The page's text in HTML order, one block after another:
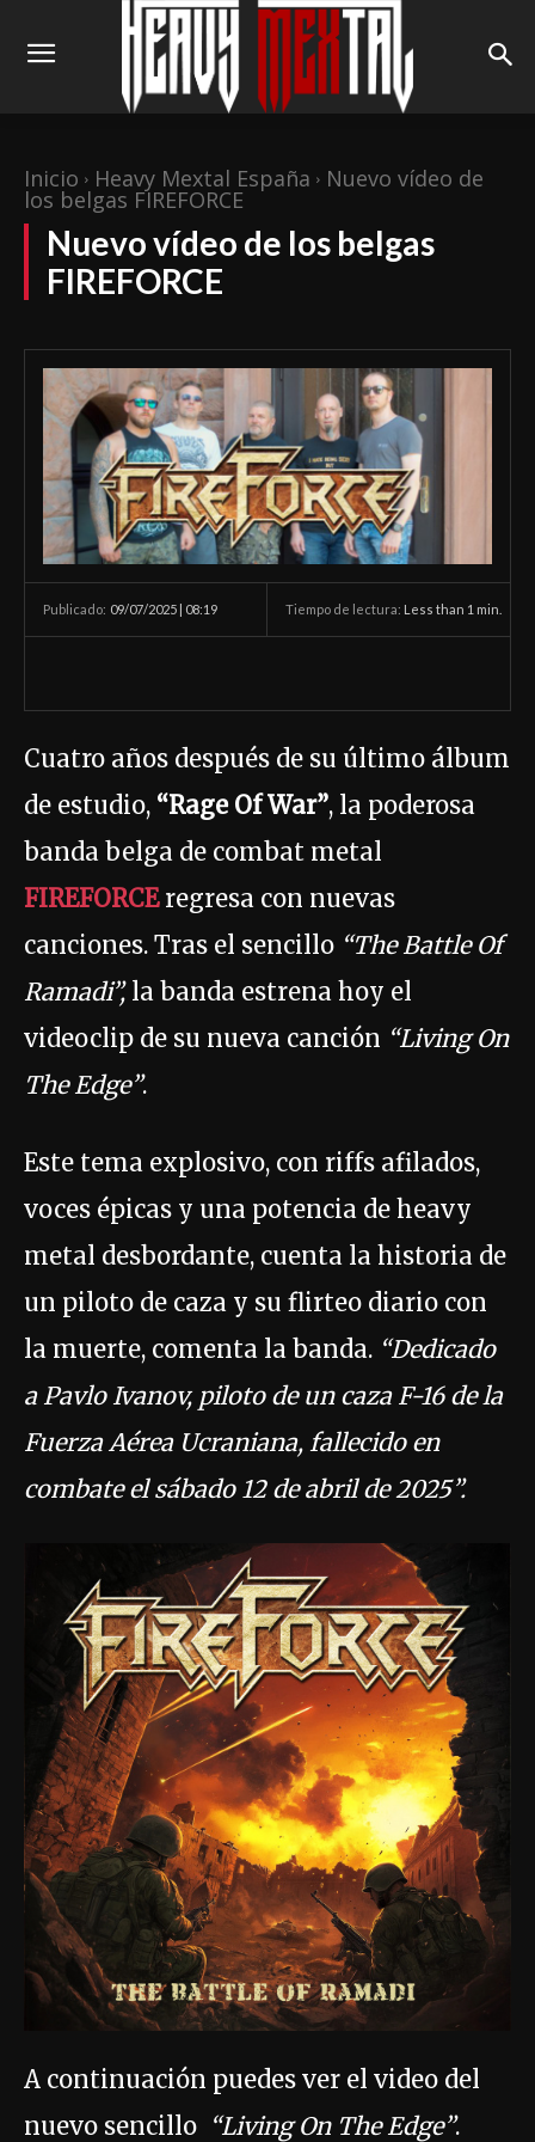
Inicio Heavy Mextal España Nuevo vídeo de
los belgas FIREFORCE
Nuevo vídeo de los belgas
FIREFORCE
Publicado: 09/07/2025 | 08:19 Tiempo de lectura: Less than 1 min.
Cuatro años después de su último álbum
de estudio, “Rage Of War”, la poderosa
banda belga de combat metal
FIREFORCEregresa con nuevas
canciones. Tras el sencillo “The Battle Of
Ramadi”,la banda estrena hoy el
videoclip de su nueva canción “Living On
The Edge”.
Este tema explosivo, con riffs afilados,
voces épicas y una potencia de heavy
metal desbordante, cuenta la historia de
un piloto de caza y su flirteo diario con
la muerte, comenta la banda. “Dedicado
a Pavlo Ivanov, piloto de un caza F-16 de la
Fuerza Aérea Ucraniana, fallecido en
combate el sábado 12 de abril de 2025”.
A continuación puedes ver el video del
nuevo sencillo “Living On The Edge”.